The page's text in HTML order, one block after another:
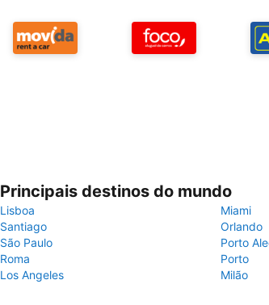
Principais destinos do mundo
Lisboa
Miami
Santiago
Orlando
São Paulo
Porto
Roma
Porto
Los Angeles
Milão